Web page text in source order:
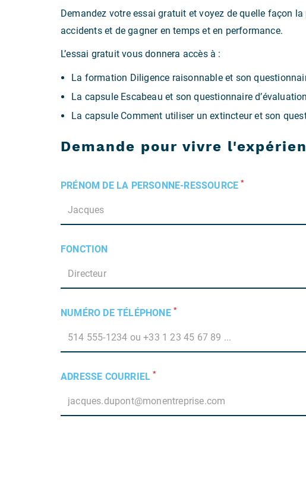
Demandez votre essai gratuit et voyez de quelle façon
accidents et de gagner en temps et en performance.
L’essai gratuit vous donnera accès à :
La formation Diligence raisonnable et son
La capsule Escabeau et son questionnaire d’évaluation
La capsule Comment utiliser un extincteur et son
Demande pour vivre
PRÉNOM DE LA PERSONNE-RESSOURCE*
FONCTION
NUMÉRO DE TÉLÉPHONE *
ADRESSE COURRIEL*